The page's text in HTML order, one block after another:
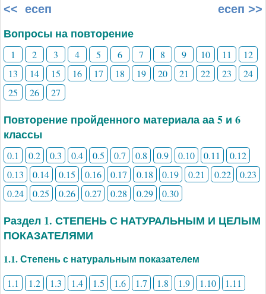
<< есеп есеп >>
Вопросы на повторение
1 2 3 4 5 6 7 8 9 10 11
12
13
14 15 16 17 18 19 20 21 22 23
24
25
26 27
Повторение пройденного материала аа 5 и 6
классы
0.1 0.2 0.3 0.4 0.5 0.7 0.8 0.9 0.10 0.11
0.12
0.13
0.14 0.15 0.16 0.17 0.18 0.19 0.21 0.22
0.23
0.24
0.25 0.26 0.27 0.28 0.29 0.30
Раздел 1. СТЕПЕНЬ С НАТУРАЛЬНЫМ И ЦЕЛЫМ
ПОКАЗАТЕЛЯМИ
1.1. Степень с натуральным показателем
1.1 1.2 1.3 1.4 1.5 1.6 1.7 1.8 1.9 1.10
1.11